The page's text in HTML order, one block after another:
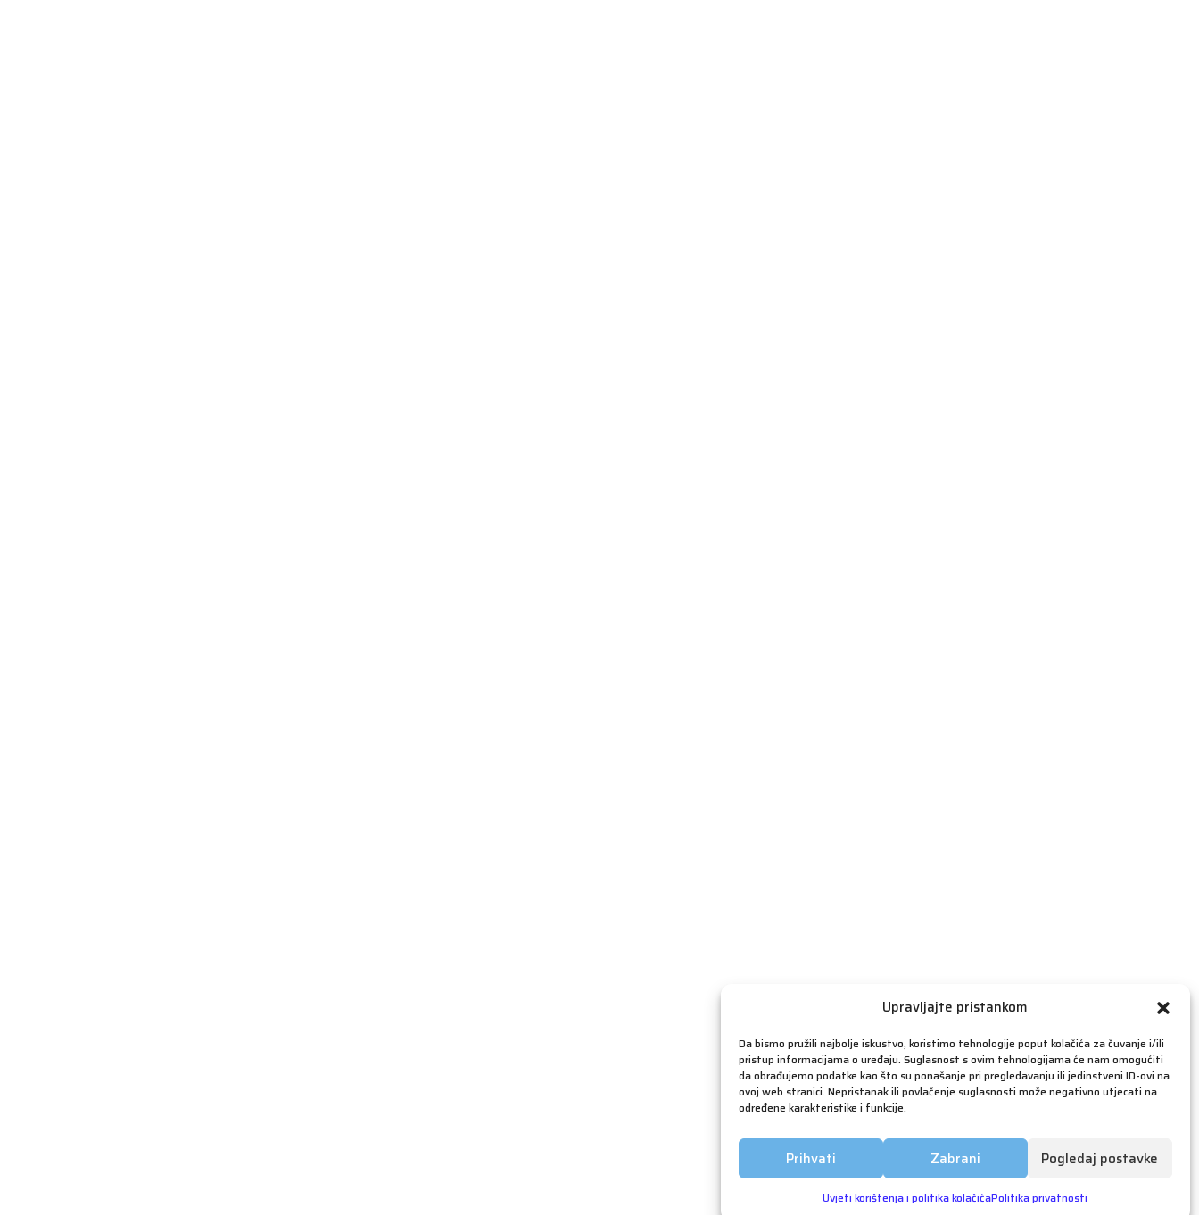
Upravljajte pristankom
Da bismo pružili najbolje iskustvo, koristimo tehnologije poput kolačića za čuvanje i/ili
pristup informacijama o uređaju. Suglasnost s ovim tehnologijama će nam omogućiti
da obrađujemo podatke kao što su ponašanje pri pregledavanju ili jedinstveni ID-ovi na
ovoj web stranici. Nepristanak ili povlačenje suglasnosti može negativno utjecati na
određene karakteristike i funkcije.
Prihvati Zabrani Pogledaj postavke
Uvjeti korištenja i politika kolačićaPolitika privatnosti
rujan 2018
srpanj 2018
lipanj 2018
svibanj 2018
ožujak 2018
siječanj 2018
prosinac 2017